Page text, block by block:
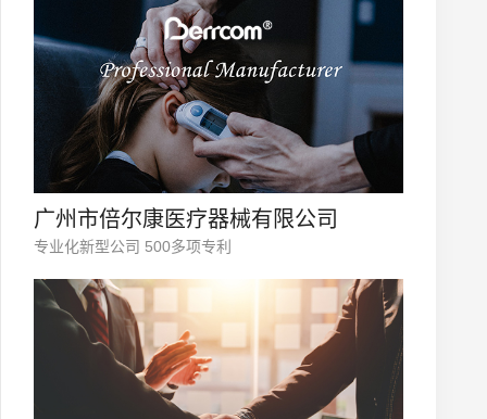
广州市倍尔康医疗器械有限公司
专业化新型公司 500多项专利
名字